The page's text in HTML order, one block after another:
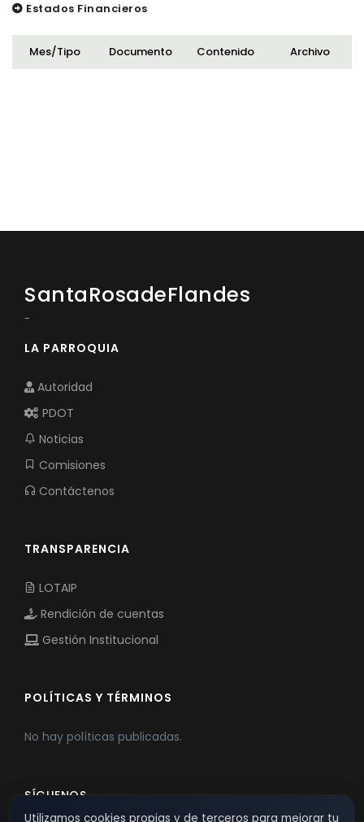
Estados Financieros
Mes/Tipo Documento Contenido Archivo
SantaRosadeFlandes
-
LA PARROQUIA
Autoridad
PDOT
Noticias
Comisiones
Contáctenos
TRANSPARENCIA
LOTAIP
Rendición de cuentas
Gestión Institucional
POLÍTICAS Y TÉRMINOS
No hay políticas publicadas.
SÍGUENOS
Utilizamos cookies propias y de terceros para mejorar tu